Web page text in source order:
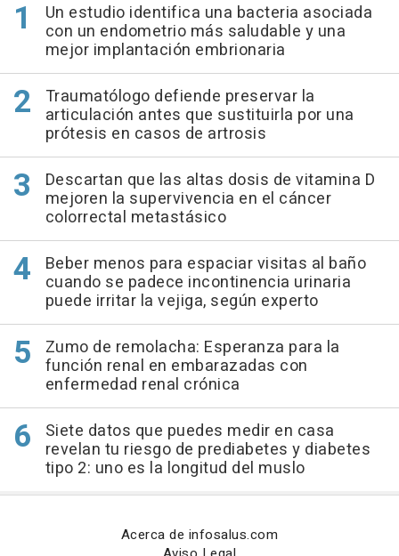
Un estudio identifica una bacteria asociada
con un endometrio más saludable y una
mejor implantación embrionaria
Traumatólogo defiende preservar la
articulación antes que sustituirla por una
prótesis en casos de artrosis
Descartan que las altas dosis de vitamina D
mejoren la supervivencia en el cáncer
colorrectal metastásico
Beber menos para espaciar visitas al baño
cuando se padece incontinencia urinaria
puede irritar la vejiga, según experto
Zumo de remolacha: Esperanza para la
función renal en embarazadas con
enfermedad renal crónica
Siete datos que puedes medir en casa
revelan tu riesgo de prediabetes y diabetes
tipo 2: uno es la longitud del muslo
Acerca de infosalus.com